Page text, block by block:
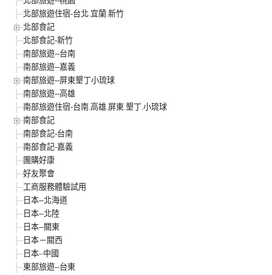
北部旅遊住宿-台北.宜蘭.新竹
北部食記
北部食記-新竹
南部旅遊--台南
南部旅遊--嘉義
南部旅遊--屏東墾丁小琉球
南部旅遊--高雄
南部旅遊住宿-台南.高雄.屏東.墾丁.小琉球
南部食記
南部食記-台南
南部食記-嘉義
團購好康
好友聚會
工商服務體驗試用
日本--北海道
日本--北陸
日本--關東
日本－關西
日本–中國
東部旅遊--台東